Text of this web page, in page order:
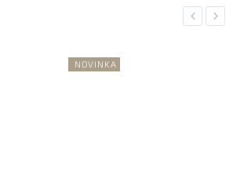
Previous
NOVINKA
Next